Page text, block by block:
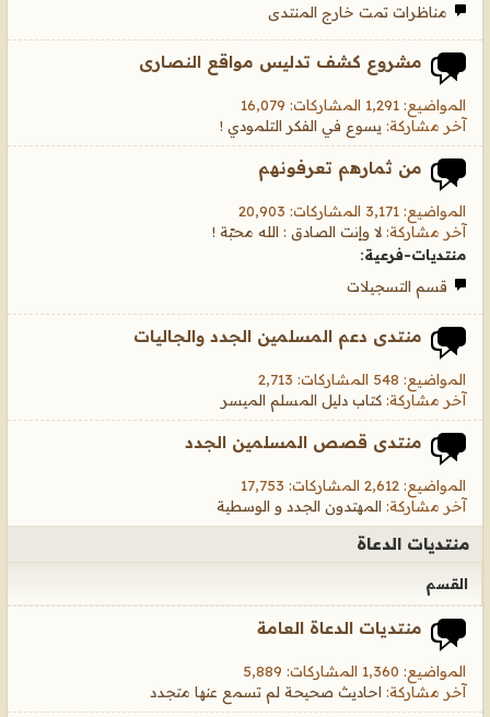
مناظرات تمت خارج المنتدى
مشروع كشف تدليس مواقع النصارى
المواضيع: 1,291 المشاركات: 16,079
آخر مشاركة: يسوع في الفكر التلمودي !
من ثمارهم تعرفونهم
المواضيع: 3,171 المشاركات: 20,903
آخر مشاركة: لا وإنت الصادق : الله محبّة !
منتديات-فرعية:
قسم التسجيلات
منتدى دعم المسلمين الجدد والجاليات
المواضيع: 548 المشاركات: 2,713
آخر مشاركة: كتاب دليل المسلم الميسر
منتدى قصص المسلمين الجدد
المواضيع: 2,612 المشاركات: 17,753
آخر مشاركة: المهتدون الجدد و الوسطية
منتديات الدعاة
القسم
منتديات الدعاة العامة
المواضيع: 1,360 المشاركات: 5,889
آخر مشاركة: احاديث صحيحة لم تسمع عنها متجدد